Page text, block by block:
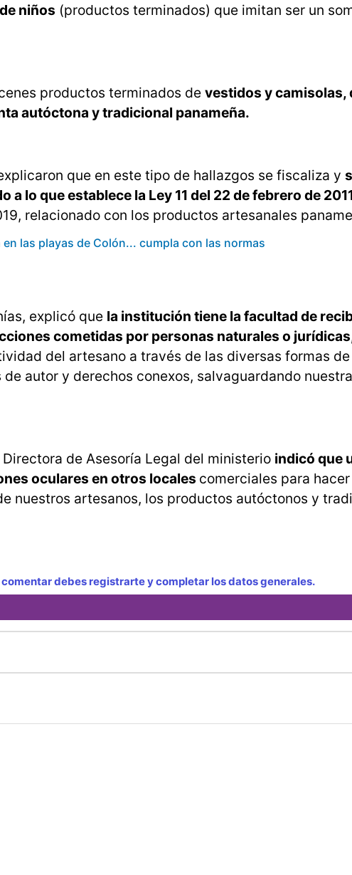
niños (productos terminados) que imitan ser un
productos terminados de vestidos y camisolas,
autóctona y tradicional panameña.
que en este tipo de hallazgos se fiscaliza y
lo que establece la Ley 11 del 22 de febrero de
relacionado con los productos artesanales
las playas de Colón... cumpla con las normas
explicó que la institución tiene la facultad de
cometidas por personas naturales o
del artesano a través de las diversas formas
autor y derechos conexos, salvaguardando
de Asesoría Legal del ministerio indicó que
oculares en otros locales comerciales para
nuestros artesanos, los productos autóctonos y
comentar debes registrarte y completar los datos generales.